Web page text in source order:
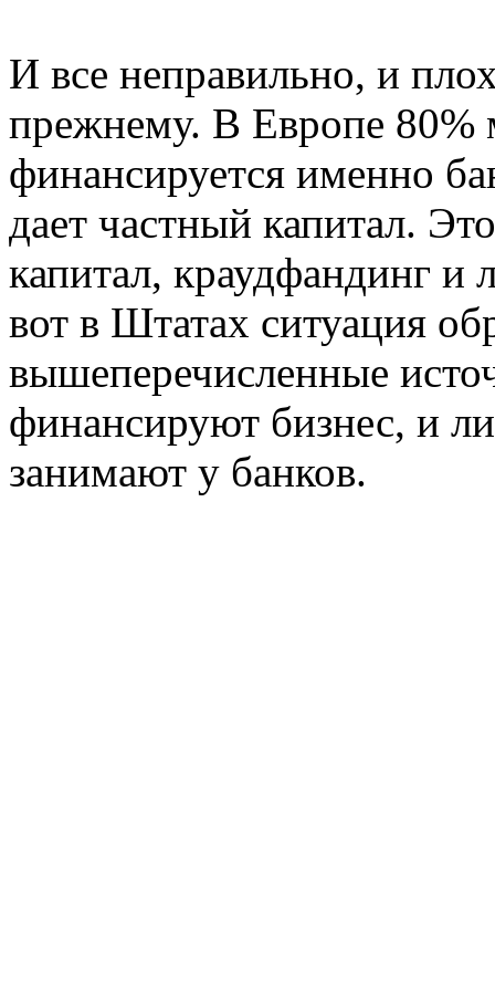
И все неправильно, и
прежнему. В Европе 80%
финансируется именно
дает частный капитал.
капитал, краудфандинг
вот в Штатах ситуация
вышеперечисленные
финансируют бизнес, и
занимают у банков.